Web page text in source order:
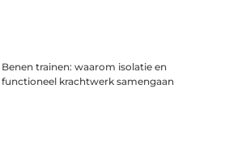
Benen trainen: waarom isolatie en
functioneel krachtwerk samengaan